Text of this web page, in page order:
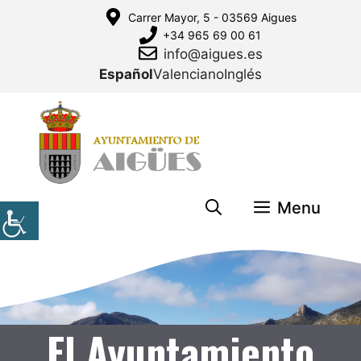
Carrer Mayor, 5 - 03569 Aigues
+34 965 69 00 61
info@aigues.es
EspañolValencianoInglés
Menu